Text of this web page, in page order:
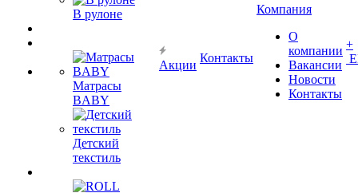
В рулоне
Матрасы
BABY
Детский
текстиль
Акции
Контакты
Компания
О
компании
Вакансии
Новости
Контакты
+